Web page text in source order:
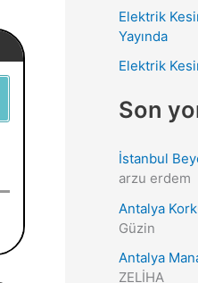
o
Elektrik
Yayında
Elektrik
Son
İstanbul
arzu erdem
Antalya
Güzin
Antalya
ZELİHA